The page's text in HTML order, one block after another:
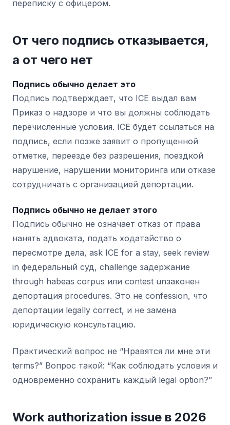
переписку с офицером.
От чего подпись отказывается,
а от чего нет
Подпись обычно делает это
Подпись подтверждает, что ICE выдал вам
Приказ о надзоре и что вы должны соблюдать
перечисленные условия. ICE будет ссылаться на
подпись, если позже заявит о пропущенной
отметке, переезде без разрешения, поездкой
нарушение, нарушении мониторинга или отказе
сотрудничать с организацией депортации.
Подпись обычно не делает этого
Подпись обычно не означает отказ от права
нанять адвоката, подать ходатайство о
пересмотре дела, ask ICE for a stay, seek review
in федеральный суд, challenge задержание
through habeas corpus или contest unзаконен
депортация procedures. Это не confession, что
депортации legally correct, и не замена
юридическую консультацию.
Практический вопрос не “Нравятся ли мне эти
terms?” Вопрос такой: “Как соблюдать условия и
одновременно сохранить каждый legal option?”
Work authorization issue в 2026